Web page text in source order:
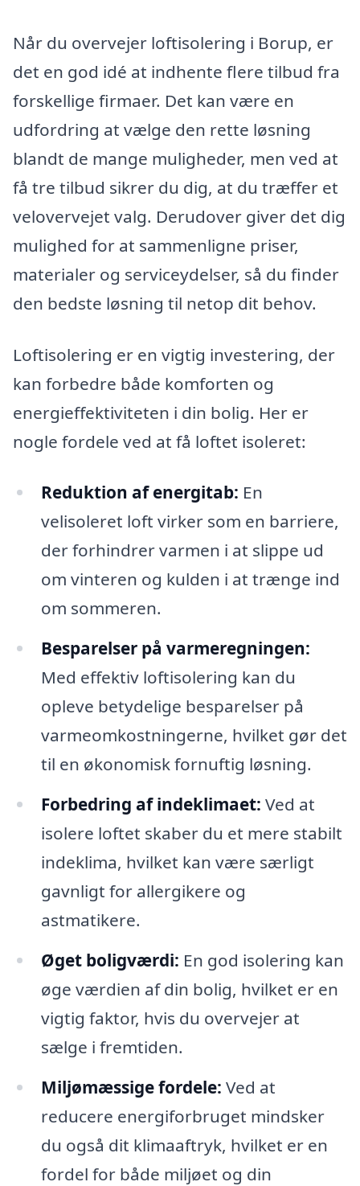
Når du overvejer loftisolering i Borup, er
det en god idé at indhente flere tilbud fra
forskellige firmaer. Det kan være en
udfordring at vælge den rette løsning
blandt de mange muligheder, men ved at
få tre tilbud sikrer du dig, at du træffer et
velovervejet valg. Derudover giver det dig
mulighed for at sammenligne priser,
materialer og serviceydelser, så du finder
den bedste løsning til netop dit behov.
Loftisolering er en vigtig investering, der
kan forbedre både komforten og
energieffektiviteten i din bolig. Her er
nogle fordele ved at få loftet isoleret:
Reduktion af energitab: En
velisoleret loft virker som en barriere,
der forhindrer varmen i at slippe ud
om vinteren og kulden i at trænge ind
om sommeren.
Besparelser på varmeregningen:
Med effektiv loftisolering kan du
opleve betydelige besparelser på
varmeomkostningerne, hvilket gør det
til en økonomisk fornuftig løsning.
Forbedring af indeklimaet: Ved at
isolere loftet skaber du et mere stabilt
indeklima, hvilket kan være særligt
gavnligt for allergikere og
astmatikere.
Øget boligværdi: En god isolering kan
øge værdien af din bolig, hvilket er en
vigtig faktor, hvis du overvejer at
sælge i fremtiden.
Miljømæssige fordele: Ved at
reducere energiforbruget mindsker
du også dit klimaaftryk, hvilket er en
fordel for både miljøet og din